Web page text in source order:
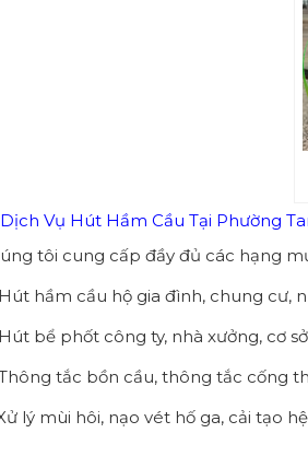
Dịch Vụ Hút Hầm Cầu Tại Phường
tôi cung cấp đầy đủ các hạng
hầm cầu hộ gia đình, chung cư,
bể phốt công ty, nhà xưởng, cơ
tắc bồn cầu, thông tắc cống
lý mùi hôi, nạo vét hố ga, cải tạo